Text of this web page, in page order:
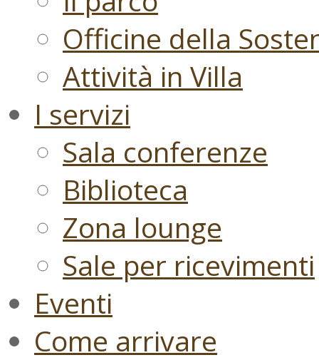
Officine della
Attività in Villa
I servizi
Sala conferenze
Biblioteca
Zona lounge
Sale per ricevimenti
Eventi
Come arrivare